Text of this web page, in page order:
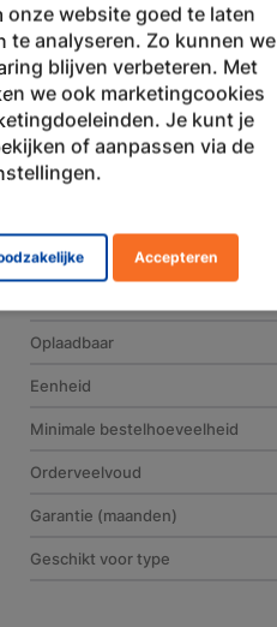
Geschikt voor merk
Artikelnummer
Voltage (V)
Amperage (mAh)
Chemie
Afmeting
Oplaadbaar
Eenheid
Minimale bestelhoeveelheid
Orderveelvoud
Garantie (maanden)
Geschikt voor type
website goed te laten
te analyseren. Zo kunnen we
blijven verbeteren. Met
we ook marketingcookies
Je kunt je
of aanpassen via de
Accepteren